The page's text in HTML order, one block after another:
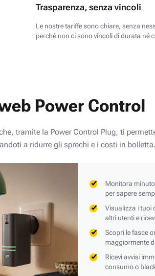
Trasparenza, senza vincoli
Le nostre tariffe sono chiare, senza
perché non ci sono vincoli di durata né
Power Control
tramite la Power Control Plug, ti
a ridurre gli sprechi e i costi in bolletta.
Monitora
per sapere
Visualizza i tuoi
altri utenti e
Scopri le fasce
maggiormente
Ricevi avvisi
consumo o